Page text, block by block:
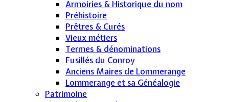
Armoiries & Historique du nom
Préhistoire
Prêtres & Curés
Vieux métiers
Termes & dénominations
Fusillés du Conroy
Anciens Maires de Lommerange
Lommerange et sa Généalogie
Patrimoine